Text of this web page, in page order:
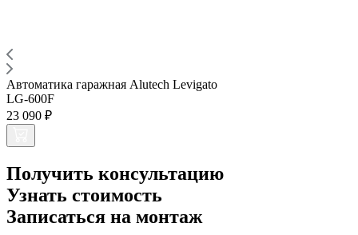
Автоматика гаражная Alutech Levigato
LG-600F
23 090 ₽
Получить консультацию
Узнать стоимость
Записаться на монтаж